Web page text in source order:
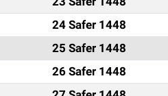
24 Safer 1448
25 Safer 1448
26 Safer 1448